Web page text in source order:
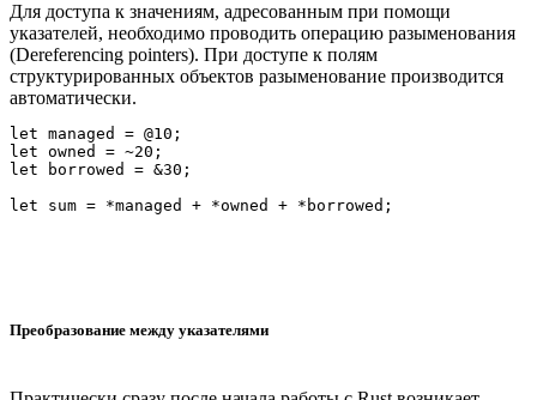
Для доступа к значениям, адресованным при помощи
указателей, необходимо проводить операцию разыменования
(Dereferencing pointers). При доступе к полям
структурированных объектов разыменование производится
автоматически.
let managed = @10;
let owned = ~20;
let borrowed = &30;
Преобразование между указателями